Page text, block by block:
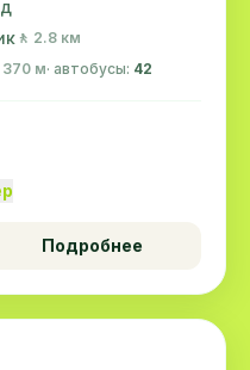
🚶 2.8 км
370 м· автобусы: 42
Подробнее